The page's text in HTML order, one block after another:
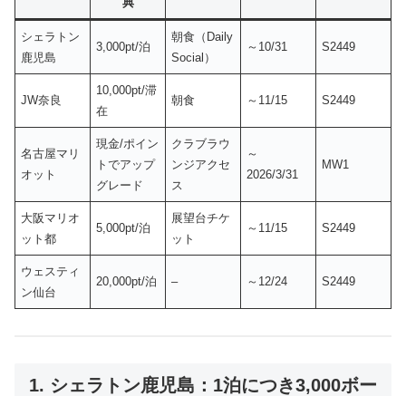
シェラトン
鹿児島
3,000pt/泊
朝食（Daily
Social）
～10/31 S2449
JW奈良
10,000pt/滞
在
朝食 ～11/15 S2449
名古屋マリ
オット
現金/ポイン
トでアップ
グレード
クラブラウ
ンジアクセ
ス
～
2026/3/31
MW1
大阪マリオ
ット都
5,000pt/泊
展望台チケ
ット
～11/15 S2449
ウェスティ
ン仙台
20,000pt/泊 – ～12/24 S2449
1. シェラトン鹿児島：1泊につき3,000ボー